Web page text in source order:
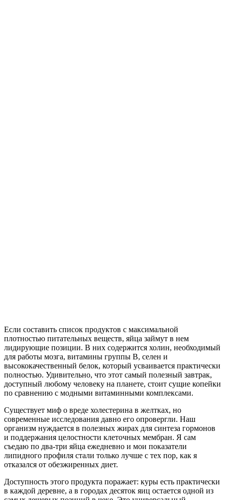
Если составить список продуктов с максимальной
плотностью питательных веществ, яйца займут в нем
лидирующие позиции. В них содержится холин, необходимый
для работы мозга, витамины группы B, селен и
высококачественный белок, который усваивается практически
полностью. Удивительно, что этот самый полезный завтрак,
доступный любому человеку на планете, стоит сущие копейки
по сравнению с модными витаминными комплексами.
Существует миф о вреде холестерина в желтках, но
современные исследования давно его опровергли. Наш
организм нуждается в полезных жирах для синтеза гормонов
и поддержания целостности клеточных мембран. Я сам
съедаю по два-три яйца ежедневно и мои показатели
липидного профиля стали только лучше с тех пор, как я
отказался от обезжиренных диет.
Доступность этого продукта поражает: куры есть практически
в каждой деревне, а в городах десяток яиц остается одной из